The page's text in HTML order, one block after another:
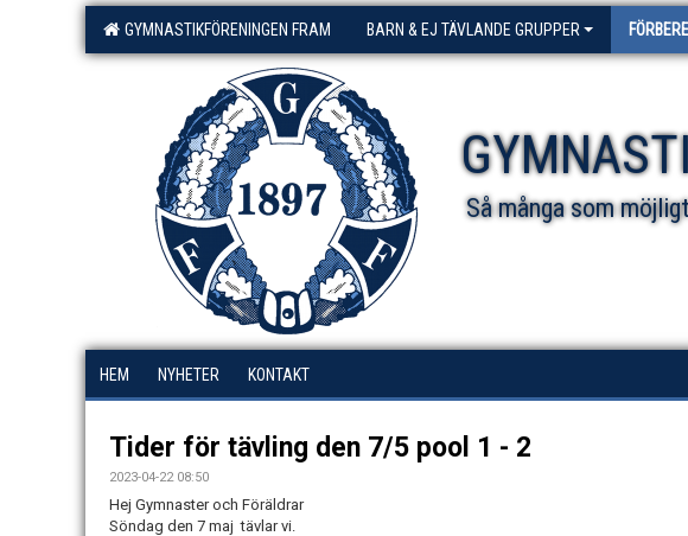
GYMNASTIKFÖRENINGEN FRAM BARN & EJ TÄVLANDE GRUPPER
Så många som
HEM NYHETER KONTAKT
Tider för tävling den 7/5 pool 1 - 2
2023-04-22 08:50
Hej Gymnaster och Föräldrar
Söndag den 7 maj tävlar vi.